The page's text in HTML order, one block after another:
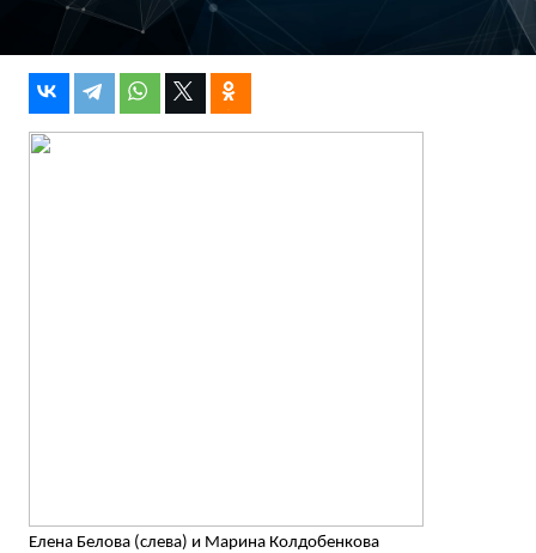
Елена Белова (слева) и Марина Колдобенкова